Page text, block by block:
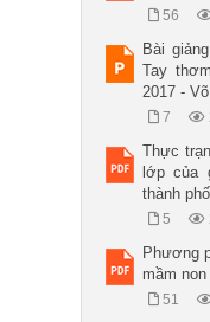
56
Bài
Tay
2017 -
7
Thực
lớp của
thành
5
Phương
mầm non
51